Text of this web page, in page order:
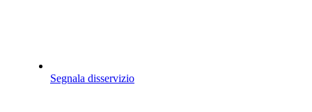
Segnala disservizio